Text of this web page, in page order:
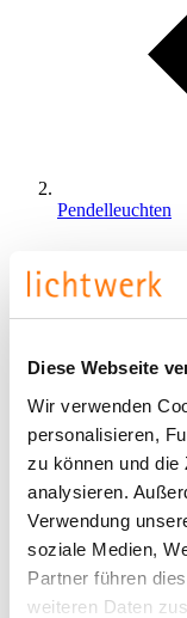
Diese Webseite
Wir verwenden
personalisieren,
zu können und die
analysieren.
Verwendung
soziale Medien,
Partner führen
weiteren Daten
Pendelleuchten